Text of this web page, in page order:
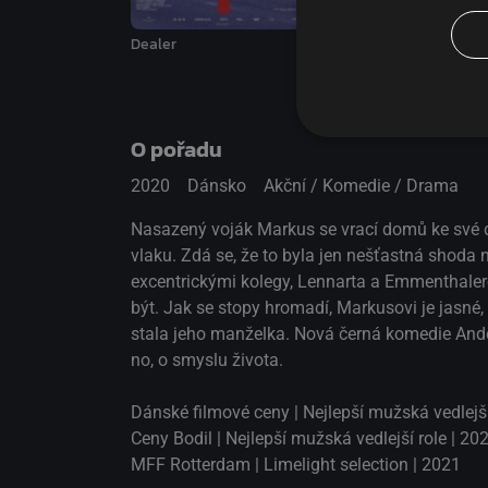
Dealer
O pořadu
2020 Dánsko Akční / Komedie / Drama
Nasazený voják Markus se vrací domů ke
vlaku. Zdá se, že to byla jen nešťastná shoda
excentrickými kolegy, Lennarta a
být. Jak se stopy hromadí, Markusovi je
stala jeho manželka. Nová černá komedie
no, o smyslu života.
Dánské filmové ceny | Nejlepší mužská
Ceny Bodil | Nejlepší mužská vedlejší role |
MFF Rotterdam | Limelight selection | 2021